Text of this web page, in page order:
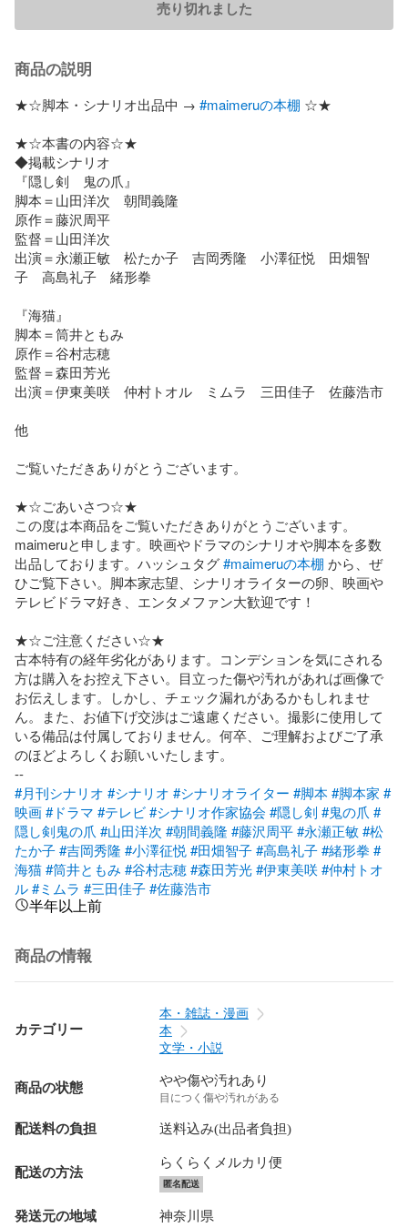
売り切れました
商品の説明
★☆脚本・シナリオ出品中 → #maimeruの本棚 ☆★
★☆本書の内容☆★
◆掲載シナリオ
『隠し剣　鬼の爪』
脚本＝山田洋次　朝間義隆
原作＝藤沢周平
監督＝山田洋次
出演＝永瀬正敏　松たか子　吉岡秀隆　小澤征悦　田畑智
子　高島礼子　緒形拳
『海猫』
脚本＝筒井ともみ
原作＝谷村志穂
監督＝森田芳光
出演＝伊東美咲　仲村トオル　ミムラ　三田佳子　佐藤浩市
他
ご覧いただきありがとうございます。
★☆ごあいさつ☆★
この度は本商品をご覧いただきありがとうございます。
maimeruと申します。映画やドラマのシナリオや脚本を多数
出品しております。ハッシュタグ #maimeruの本棚 から、ぜ
ひご覧下さい。脚本家志望、シナリオライターの卵、映画や
テレビドラマ好き、エンタメファン大歓迎です！
★☆ご注意ください☆★
古本特有の経年劣化があります。コンデションを気にされる
方は購入をお控え下さい。目立った傷や汚れがあれば画像で
お伝えします。しかし、チェック漏れがあるかもしれませ
ん。また、お値下げ交渉はご遠慮ください。撮影に使用して
いる備品は付属しておりません。何卒、ご理解およびご了承
のほどよろしくお願いいたします。
#月刊シナリオ #シナリオ #シナリオライター #脚本#脚本家 #
映画#ドラマ #テレビ#シナリオ作家協会 #隠し剣 #鬼の爪 #
隠し剣鬼の爪 #山田洋次 #朝間義隆 #藤沢周平#永瀬正敏#松
たか子#吉岡秀隆 #小澤征悦#田畑智子#高島礼子#緒形拳 #
海猫#筒井ともみ #谷村志穂#森田芳光#伊東美咲#仲村トオ
ル#ミムラ #三田佳子#佐藤浩市
半年以上前
商品の情報
カテゴリー
本・雑誌・漫画
本
文学・小説
商品の状態 やや傷や汚れあり
目につく傷や汚れがある
配送料の負担 送料込み(出品者負担)
配送の方法
らくらくメルカリ便
匿名配送
発送元の地域 神奈川県